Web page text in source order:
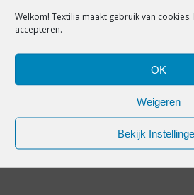
Welkom! Textilia maakt gebruik van
accepteren.
OK
Weigeren
Bekijk
BESTE
MODEPRIJZEN?